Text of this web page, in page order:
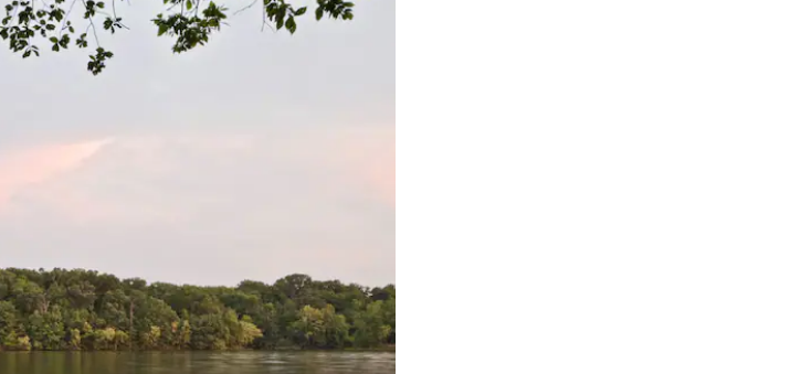
たはスワイプして検索結果を確認することができます。